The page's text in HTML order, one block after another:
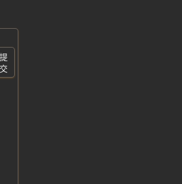
提
交